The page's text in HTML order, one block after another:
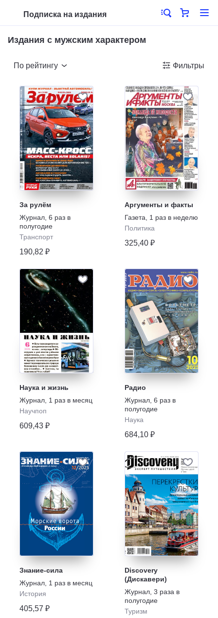
Подписка на издания
Издания с мужским характером
По рейтингу Фильтры
За рулём
Журнал 6 раз в
полугодие
Транспорт
190,82 ₽
Аргументы и факты
Газета
1 раз в неделю
Политика
325,40 ₽
Наука и жизнь
Журнал 1 раз в месяц
Научпоп
609,43 ₽
Радио
Журнал 6 раз в
полугодие
Наука
684,10 ₽
Знание-сила
Журнал 1 раз в месяц
История
405,57 ₽
Discovery
(Дискавери)
Журнал 3 раза в
полугодие
Туризм